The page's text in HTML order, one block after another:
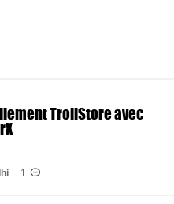
TrollStore avec
1